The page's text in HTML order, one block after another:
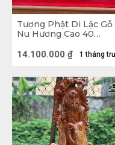
Tượng Phật Di Lặc Gỗ
Nu Hương Cao 40
1 tháng
14.100.000 ₫